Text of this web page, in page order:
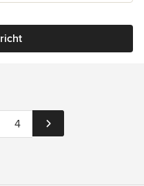
4